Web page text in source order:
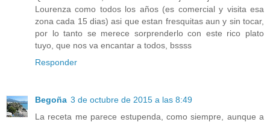
Lourenza como todos los años (es comercial y visita esa
zona cada 15 dias) asi que estan fresquitas aun y sin tocar,
por lo tanto se merece sorprenderlo con este rico plato
tuyo, que nos va encantar a todos, bssss
Responder
Begoña 3 de octubre de 2015 a las 8:49
La receta me parece estupenda, como siempre, aunque a